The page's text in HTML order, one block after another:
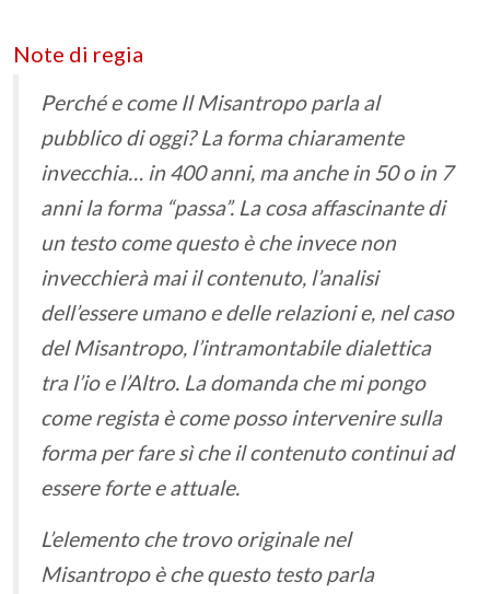
Note di regia
Perché e come Il Misantropo parla al
pubblico di oggi? La forma chiaramente
invecchia… in 400 anni, ma anche in 50 o in 7
anni la forma “passa”. La cosa affascinante di
un testo come questo è che invece non
invecchierà mai il contenuto, l’analisi
dell’essere umano e delle relazioni e, nel caso
del Misantropo, l’intramontabile dialettica
tra l’io e l’Altro. La domanda che mi pongo
come regista è come posso intervenire sulla
forma per fare sì che il contenuto continui ad
essere forte e attuale.
L’elemento che trovo originale nel
Misantropo è che questo testo parla